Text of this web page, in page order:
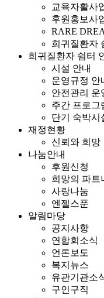
교육자활사
후원홍보사
RARE
희귀질환자
희귀질환자 쉼터
시설 안내
운영규정 안
안전관리 운
주간 프로그
단기 숙박시
재정현황
신뢰와 희망
나눔안내
후원신청
희망의 파트
사랑나눔
엔젤스푼
알림마당
공지사항
연합회소식
언론보도
복지뉴스
유관기관소
구인구직